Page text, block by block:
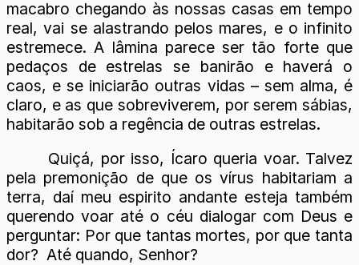
macabro chegando às nossas casas em tempo
real, vai se alastrando pelos mares, e o infinito
estremece. A lâmina parece ser tão forte que
pedaços de estrelas se banirão e haverá o
caos, e se iniciarão outras vidas – sem alma, é
claro, e as que sobreviverem, por serem sábias,
habitarão sob a regência de outras estrelas.
Quiçá, por isso, Ícaro queria voar. Talvez
pela premonição de que os vírus habitariam a
terra, daí meu espirito andante esteja também
querendo voar até o céu dialogar com Deus e
perguntar: Por que tantas mortes, por que tanta
dor? Até quando, Senhor?